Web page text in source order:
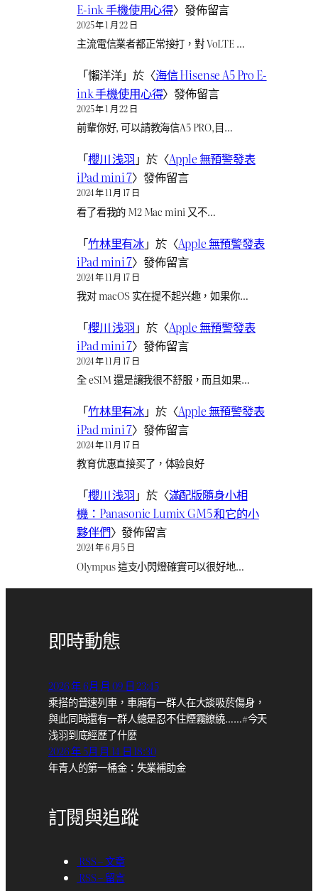
E-ink 手機使用心得〉發佈留言
2025 年 1 月 22 日
主流電信業者都正常接打，對 VoLTE …
「懶洋洋」於〈海信 Hisense A5 Pro E-
ink 手機使用心得〉發佈留言
2025 年 1 月 22 日
前輩你好, 可以請教海信A5 PRO,目…
「櫻川 浅羽 」於〈Apple 無預警發表
iPad mini 7〉發佈留言
2024 年 11 月 17 日
看了看我的 M2 Mac mini 又不…
「竹林里有冰」於〈Apple 無預警發表
iPad mini 7〉發佈留言
2024 年 11 月 17 日
我对 macOS 实在提不起兴趣，如果你…
「櫻川 浅羽 」於〈Apple 無預警發表
iPad mini 7〉發佈留言
2024 年 11 月 17 日
全 eSIM 還是讓我很不舒服，而且如果…
「竹林里有冰」於〈Apple 無預警發表
iPad mini 7〉發佈留言
2024 年 11 月 17 日
教育优惠直接买了，体验良好
「櫻川 浅羽 」於〈滿配版隨身小相
機：Panasonic Lumix GM5 和它的小
夥伴們〉發佈留言
2024 年 6 月 5 日
Olympus 這支小閃燈確實可以很好地…
即時動態
2026 年 6月 月 09 日 23:45
乘搭的普速列車，車廂有一群人在大談吸菸傷身，
與此同時還有一群人總是忍不住煙霧繚繞……#今天
浅羽到底經歷了什麼
2026 年 5月 月 14 日 18:30
年青人的第一桶金：失業補助金
訂閱與追蹤
RSS – 文章
RSS – 留言